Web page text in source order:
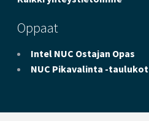
Oppaat
Intel NUC Ostajan Opas
NUC Pikavalinta -taulukot